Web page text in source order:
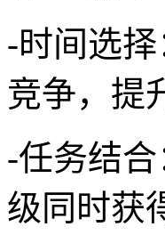
-时间选
竞争，提
-任务结
级同时获